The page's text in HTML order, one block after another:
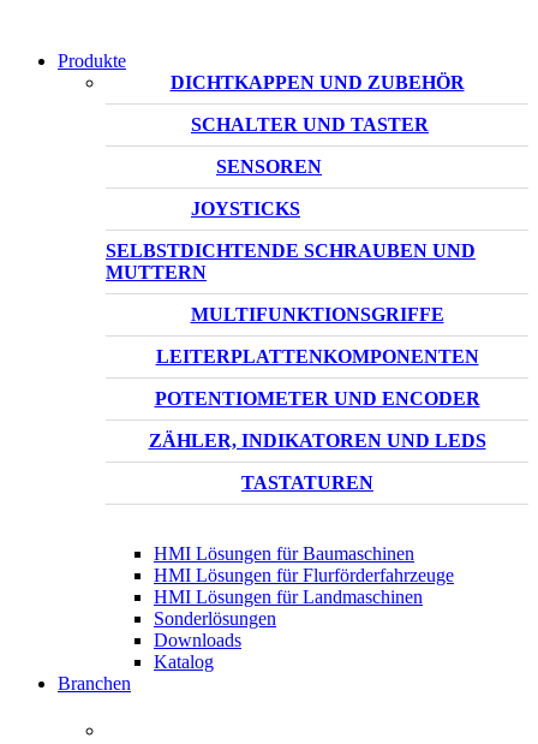
Produkte
DICHTKAPPEN UND ZUBEHÖR
SCHALTER UND TASTER
SENSOREN
JOYSTICKS
SELBSTDICHTENDE SCHRAUBEN UND
MUTTERN
MULTIFUNKTIONSGRIFFE
LEITERPLATTENKOMPONENTEN
POTENTIOMETER UND ENCODER
ZÄHLER, INDIKATOREN UND LEDS
TASTATUREN
HMI Lösungen für Baumaschinen
HMI Lösungen für Flurförderfahrzeuge
HMI Lösungen für Landmaschinen
Sonderlösungen
Downloads
Katalog
Branchen